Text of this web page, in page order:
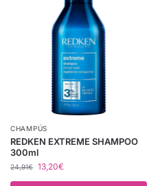
CHAMPÚS
REDKEN EXTREME SHAMPOO
300ml
24,91€ 13,20€